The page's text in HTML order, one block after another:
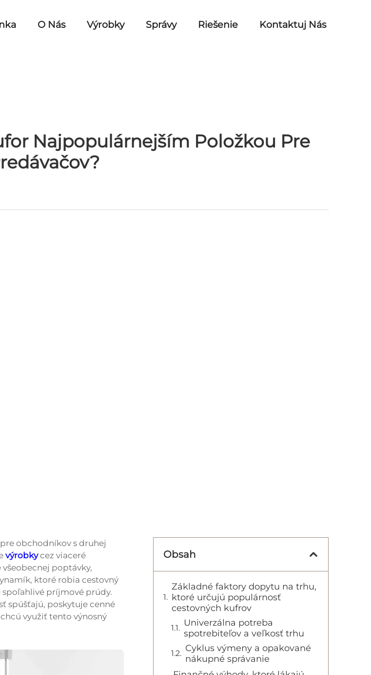
O Nás Výrobky Správy Riešenie Kontaktuj Nás
Najpopulárnejším Položkou Pre
obchodníkov s druhej
výrobkycez viaceré
poptávky,
ktoré robia cestovný
príjmové prúdy.
spúšťajú, poskytuje cenné
využiť tento výnosný
Obsah
Základné faktory dopytu na trhu,
ktoré určujú populárnosť
cestovných kufrov
Univerzálna potreba
spotrebiteľov a veľkosť trhu
Cyklus výmeny a opakované
nákupné správanie